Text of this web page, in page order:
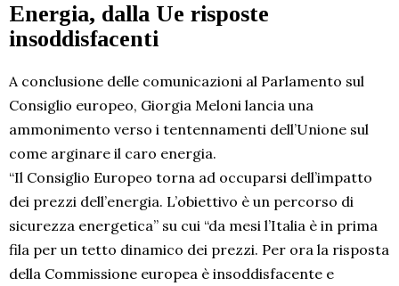
Energia, dalla Ue risposte
insoddisfacenti
A conclusione delle comunicazioni al Parlamento sul
Consiglio europeo, Giorgia Meloni lancia una
ammonimento verso i tentennamenti dell’Unione sul
come arginare il caro energia.
“Il Consiglio Europeo torna ad occuparsi dell’impatto
dei prezzi dell’energia. L’obiettivo è un percorso di
sicurezza energetica” su cui “da mesi l’Italia è in prima
fila per un tetto dinamico dei prezzi. Per ora la risposta
della Commissione europea è insoddisfacente e